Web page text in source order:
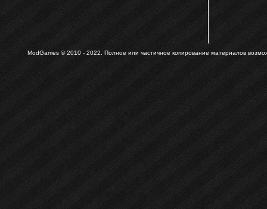
ModGames © 2010 - 2022. Полное или частичное копирование материалов